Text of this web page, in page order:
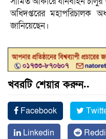
অধিদপ্তরের
জানিয়েছেন।
খবরটি শেয়ার করুন..
Facebook
Linkedin